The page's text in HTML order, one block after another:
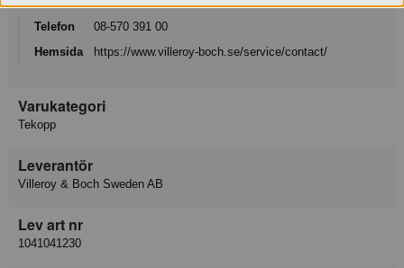
Telefon
08-570 391 00
Hemsida
https://www.villeroy-boch.se/service/contact/
Varukategori
Tekopp
Leverantör
Villeroy & Boch Sweden AB
Lev art nr
1041041230